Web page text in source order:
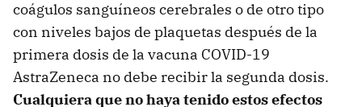
coágulos sanguíneos cerebrales o de otro tipo
con niveles bajos de plaquetas después de la
primera dosis de la vacuna COVID-19
AstraZeneca no debe recibir la segunda dosis.
Cualquiera que no haya tenido estos efectos